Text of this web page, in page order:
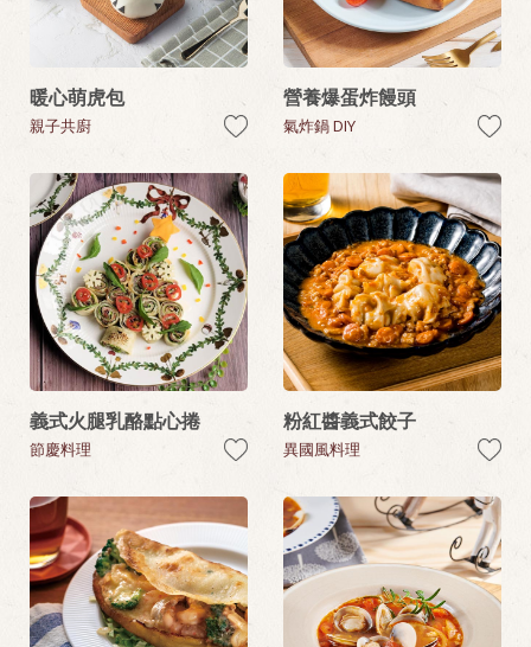
暖心萌虎包
親子共廚
營養爆蛋炸饅頭
氣炸鍋 DIY
義式火腿乳酪點心捲
節慶料理
粉紅醬義式餃子
異國風料理